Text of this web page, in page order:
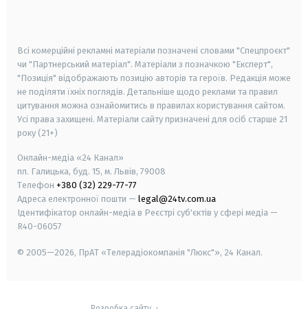
Всі комерційні рекламні матеріали позначені словами "Спецпроєкт"
чи "Партнерський матеріал". Матеріали з позначкою "Експерт",
"Позиція" відображають позицію авторів та героїв. Редакція може
не поділяти їхніх поглядів. Детальніше щодо реклами та правил
цитування можна ознайомитись в правилах користування сайтом.
Усі права захищені. Матеріали сайту призначені для осіб старше 21
року (21+)
Онлайн-медіа «24 Канал»
пл. Галицька, буд. 15, м. Львів, 79008
Телефон +380 (32) 229-77-77
Адреса електронної пошти — legal@24tv.com.ua
Ідентифікатор онлайн-медіа в Реєстрі суб'єктів у сфері медіа —
R40-06057
© 2005—2026, ПрАТ «Телерадіокомпанія "Люкс"», 24 Канал.